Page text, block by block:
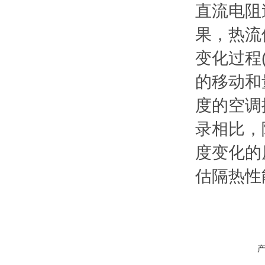
直流电
果，热
变化过
的移动
度的空
录相比
度变化
估隔热